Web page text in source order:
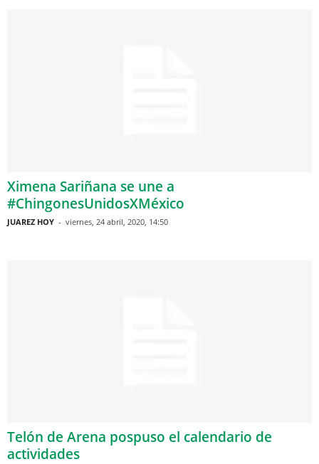
Ximena Sariñana se une a
#ChingonesUnidosXMéxico
JUAREZ HOY - viernes, 24 abril, 2020, 14:50
Telón de Arena pospuso el calendario de
actividades